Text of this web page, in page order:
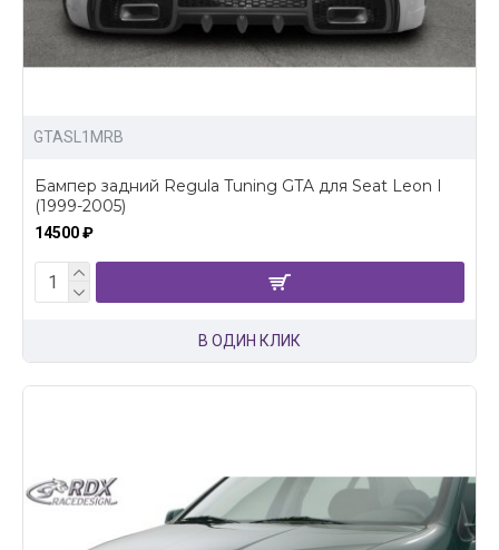
GTASL1MRB
Бампер задний Regula Tuning GTA для Seat Leon I
(1999-2005)
14500 ₽
В ОДИН КЛИК